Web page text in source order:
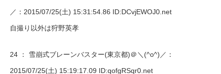
／ ：2015/07/25(土) 15:31:54.86 ID:DCvjEWOJ0.net
自撮り以外は狩野英孝
24 ： 雪崩式ブレーンバスター(東京都)＠＼(^o^)／ ：
2015/07/25(土) 15:19:17.09 ID:qofgRSqr0.net